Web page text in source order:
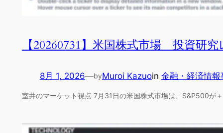
【20260731】米国株式市場 投資研
8月 1, 2026—byMuroi Kazuoin 金融・経済情報
室井のマーケット視点 7月31日の米国株式市場は、S&P500